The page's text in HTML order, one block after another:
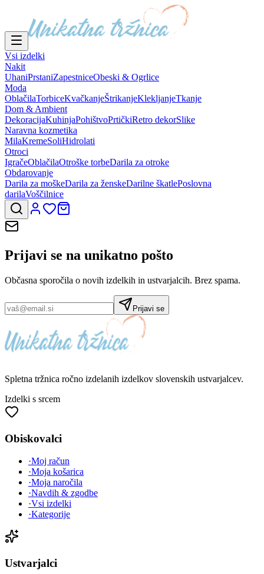
Vsi izdelki
Nakit
UhaniPrstaniZapestniceObeski & Ogrlice
Moda
OblačilaTorbiceKvačkanjeŠtrikanjeKlekljanjeTkanje
Dom & Ambient
DekoracijaKuhinjaPohištvoPrtičkiRetro dekorSlike
Naravna kozmetika
MilaKremeSoliHidrolati
Otroci
IgračeOblačilaOtroške torbeDarila za otroke
Obdarovanje
Darila za moškeDarila za ženskeDarilne škatlePoslovna
darilaVoščilnice
Prijavi se na unikatno pošto
Občasna sporočila o novih izdelkih in ustvarjalcih. Brez spama.
Prijavi se
Spletna tržnica ročno izdelanih izdelkov slovenskih ustvarjalcev.
Izdelki s srcem
Obiskovalci
·Moj račun
·Moja košarica
·Moja naročila
·Navdih & zgodbe
·Vsi izdelki
·Kategorije
Ustvarjalci